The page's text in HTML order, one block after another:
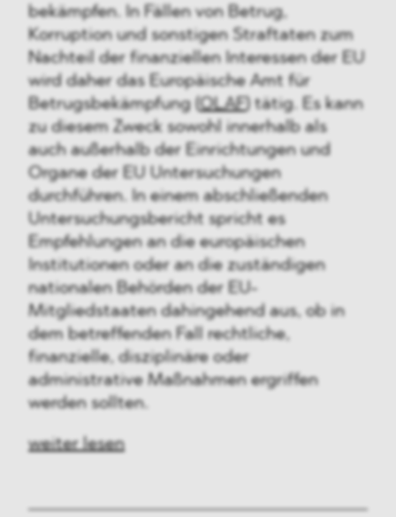
bekämpfen. In Fällen von Betrug,
Korruption und sonstigen Straftaten zum
Nachteil der finanziellen Interessen der EU
wird daher das Europäische Amt für
Betrugsbekämpfung ( OLAF) tätig. Es kann
zu diesem Zweck sowohl innerhalb als
auch außerhalb der Einrichtungen und
Organe der EU Untersuchungen
durchführen. In einem abschließenden
Untersuchungsbericht spricht es
Empfehlungen an die europäischen
Institutionen oder an die zuständigen
nationalen Behörden der EU-
Mitgliedstaaten dahingehend aus, ob in
dem betreffenden Fall rechtliche,
finanzielle, disziplinäre oder
administrative Maßnahmen ergriffen
werden sollten.
weiter lesen